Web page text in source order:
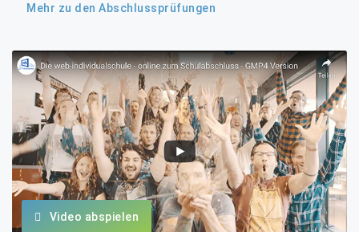
Mehr zu den Abschlussprüfungen
Video abspielen